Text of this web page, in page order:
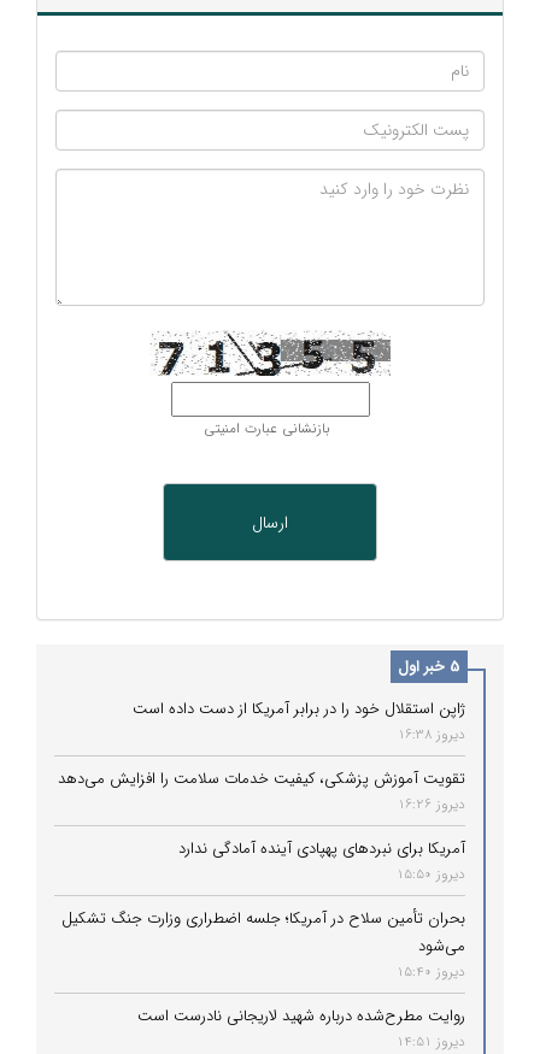
بازنشانی عبارت امنیتی
5 خبر اول
ژاپن استقلال خود را در برابر آمریکا از دست داده است
دیروز 16:38
تقویت آموزش پزشکی، کیفیت خدمات سلامت را افزایش می‌دهد
دیروز 16:26
آمریکا برای نبردهای پهپادی آینده آمادگی ندارد
دیروز 15:50
بحران تأمین سلاح در آمریکا؛ جلسه اضطراری وزارت جنگ تشکیل
می‌شود
دیروز 15:40
روایت مطرح‌شده درباره شهید لاریجانی نادرست است
دیروز 14:51